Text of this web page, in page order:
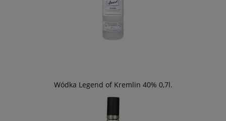
Wódka Legend of Kremlin 40% 0,7l.